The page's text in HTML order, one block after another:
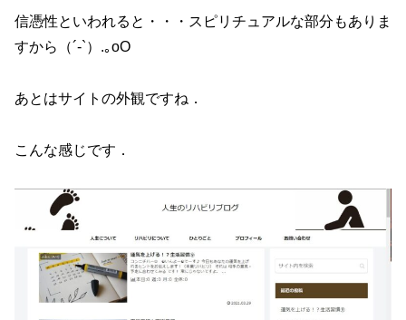
信憑性といわれると・・・スピリチュアルな部分もありま
すから（´-`）.｡oO
あとはサイトの外観ですね．
こんな感じです．